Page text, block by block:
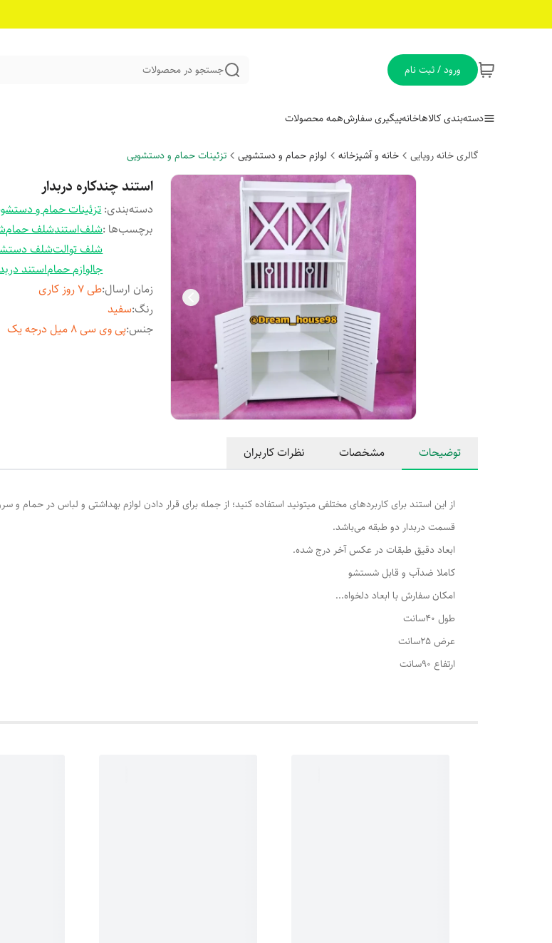
ورود / ثبت نام جستجو در محصولات
دسته‌بندی کالاهاخانهپیگیری سفارشهمه محصولات
گالری خانه رویایی خانه و آشپزخانه لوازم حمام و دستشویی تزئینات حمام و دستشویی
استند چندکاره دربدار
دسته‌بندی:تزئینات حمام و
برچسب‌ها :شلفاستندشلف حمام
شلف توالتشلف
جالوازم حماماستند
زمان ارسال:طی 7 روز کاری
رنگ:سفید
جنس:پی وی سی 8 میل درجه یک
توضیحات مشخصات نظرات کاربران
از این استند برای کاربردهای مختلفی میتونید استفاده کنید؛ از جمله برای قرار دادن لوازم بهداشتی و لباس در حمام و
قسمت دربدار دو طبقه می‌باشد.
ابعاد دقیق طبقات در عکس آخر درج شده.
کاملا ضدآب و قابل شستشو
امکان سفارش با ابعاد دلخواه...
طول 40سانت
عرض 25سانت
ارتفاع 90سانت